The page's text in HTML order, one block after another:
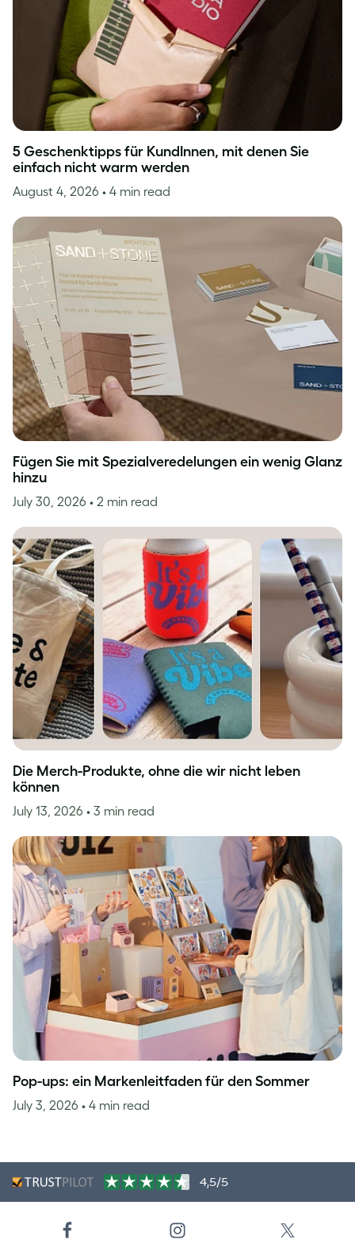
5 Geschenktipps für KundInnen, mit denen Sie
einfach nicht warm werden
August 4, 2026 • 4 min read
Fügen Sie mit Spezialveredelungen ein wenig Glanz
hinzu
July 30, 2026 • 2 min read
Die Merch-Produkte, ohne die wir nicht leben
können
July 13, 2026 • 3 min read
Pop-ups: ein Markenleitfaden für den Sommer
July 3, 2026 • 4 min read
4,5/5